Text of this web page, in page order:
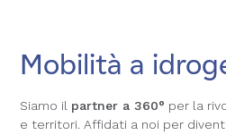
Mobilità a
Siamo il partner a 360° per la
e territori. Affidati a noi per
Mobilità a
Siamo il partner a 360° per la
e territori. Affidati a noi per
Mobilità a
Siamo il partner a 360° per la
e territori. Affidati a noi per